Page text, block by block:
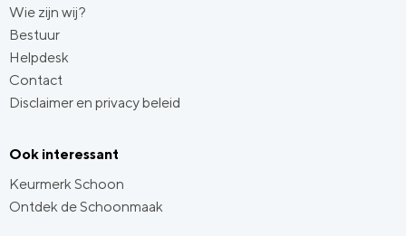
Wie zijn wij?
Bestuur
Helpdesk
Contact
Disclaimer en privacy beleid
Ook interessant
Keurmerk Schoon
Ontdek de Schoonmaak